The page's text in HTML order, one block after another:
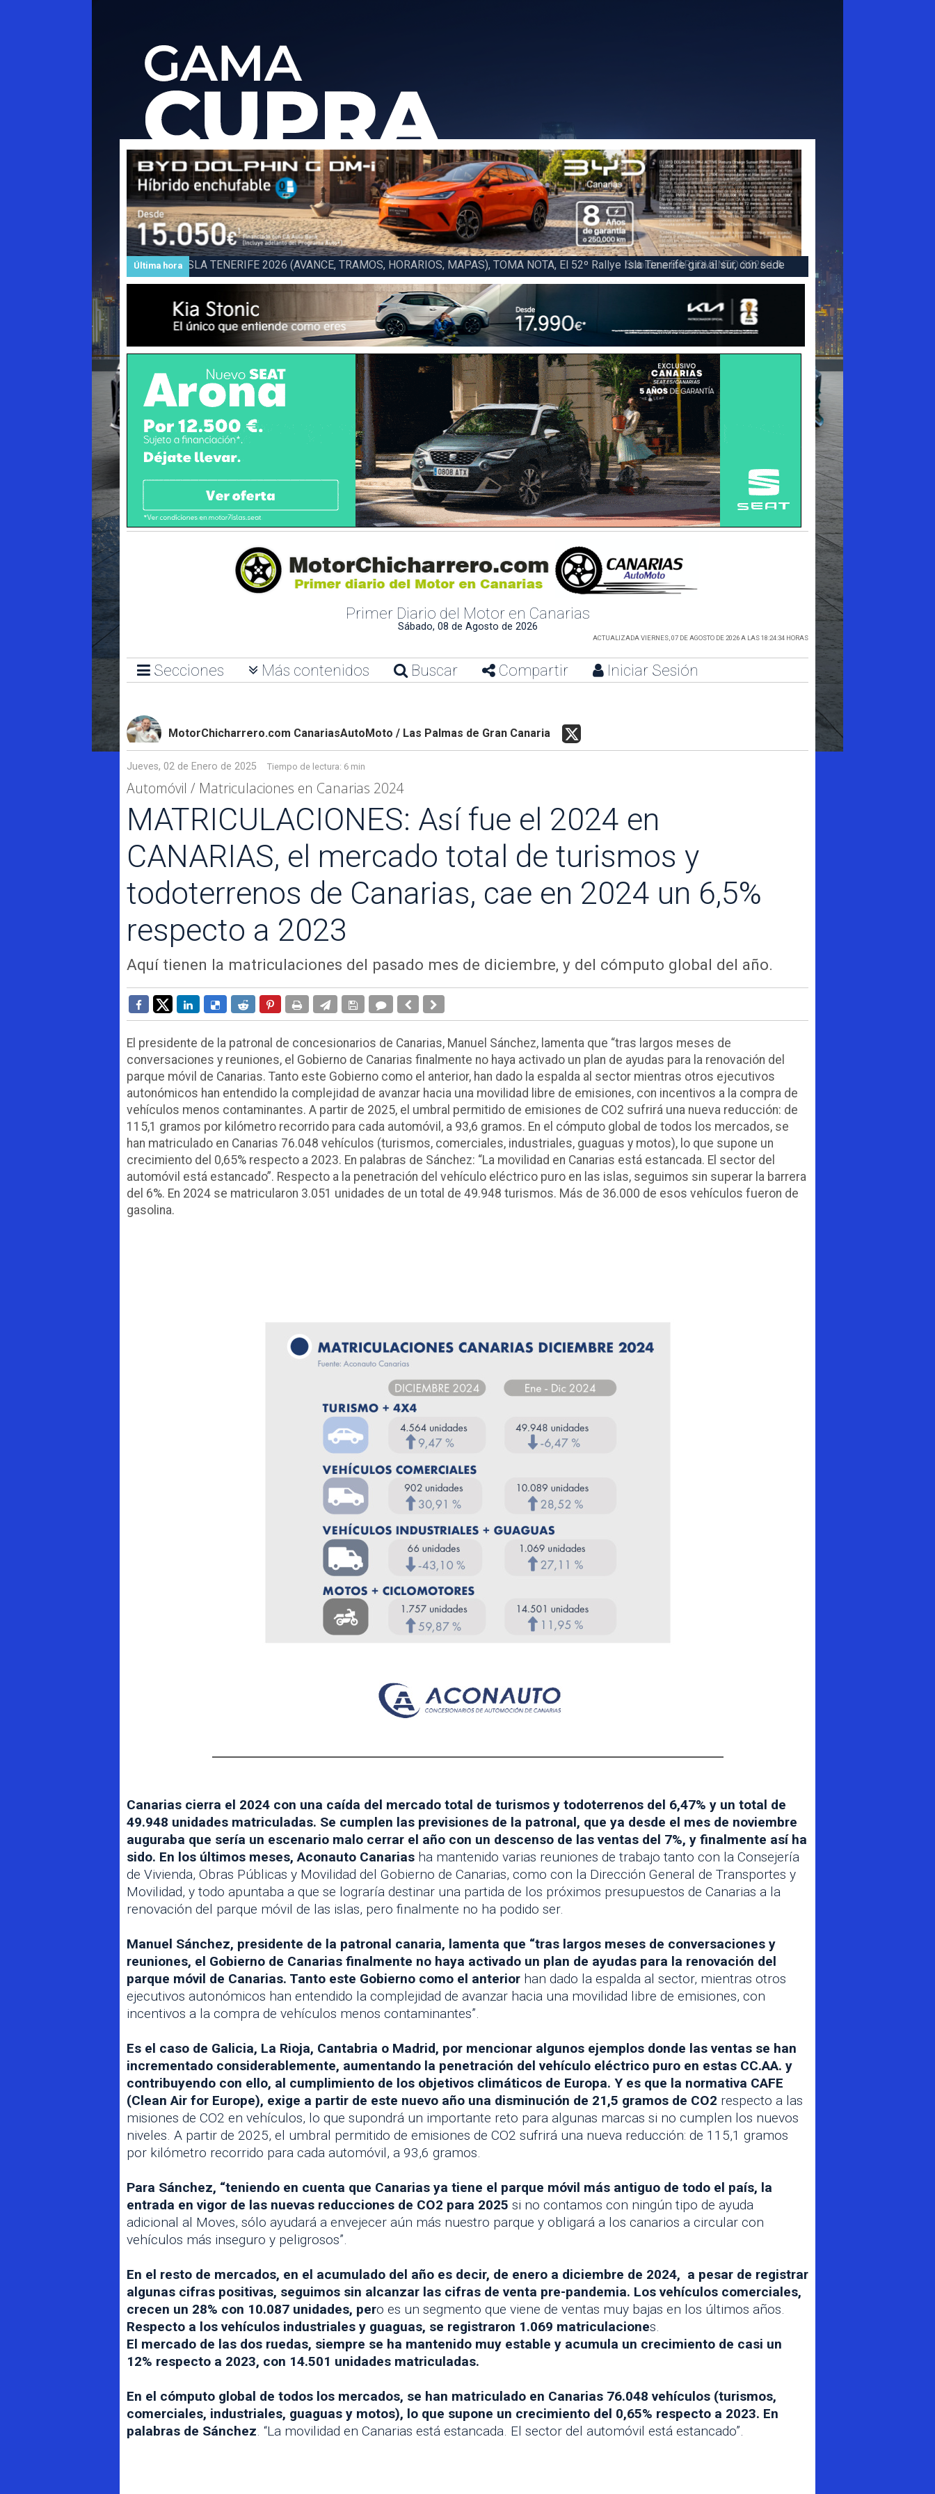
Última hora
Subida a BARLOVENTO 2026 LA PALMA (FINAL), Juan C. Brito y Carlos A. Pérez hacen suya la victoria en la 47 Subida a
Barlovento
Primer Diario del Motor en Canarias
Sábado, 08 de Agosto de 2026
ACTUALIZADA VIERNES, 07 DE AGOSTO DE 2026 A LAS 18:24:34 HORAS
Secciones Más contenidos Buscar Compartir Iniciar Sesión
MotorChicharrero.com CanariasAutoMoto / Las Palmas de Gran Canaria
Jueves, 02 de Enero de 2025 Tiempo de lectura: 6 min
Automóvil / Matriculaciones en Canarias 2024
MATRICULACIONES: Así fue el 2024 en
CANARIAS, el mercado total de turismos y
todoterrenos de Canarias, cae en 2024 un 6,5%
respecto a 2023
Aquí tienen la matriculaciones del pasado mes de diciembre, y del cómputo global del año.
El presidente de la patronal de concesionarios de Canarias, Manuel Sánchez, lamenta que “tras largos meses de
conversaciones y reuniones, el Gobierno de Canarias finalmente no haya activado un plan de ayudas para la renovación del
parque móvil de Canarias. Tanto este Gobierno como el anterior, han dado la espalda al sector mientras otros ejecutivos
autonómicos han entendido la complejidad de avanzar hacia una movilidad libre de emisiones, con incentivos a la compra de
vehículos menos contaminantes. A partir de 2025, el umbral permitido de emisiones de CO2 sufrirá una nueva reducción: de
115,1 gramos por kilómetro recorrido para cada automóvil, a 93,6 gramos. En el cómputo global de todos los mercados, se
han matriculado en Canarias 76.048 vehículos (turismos, comerciales, industriales, guaguas y motos), lo que supone un
crecimiento del 0,65% respecto a 2023. En palabras de Sánchez: “La movilidad en Canarias está estancada. El sector del
automóvil está estancado”. Respecto a la penetración del vehículo eléctrico puro en las islas, seguimos sin superar la barrera
del 6%. En 2024 se matricularon 3.051 unidades de un total de 49.948 turismos. Más de 36.000 de esos vehículos fueron de
gasolina.
Canarias cierra el 2024 con una caída del mercado total de turismos y todoterrenos del 6,47% y un total de
49.948 unidades matriculadas. Se cumplen las previsiones de la patronal, que ya desde el mes de noviembre
auguraba que sería un escenario malo cerrar el año con un descenso de las ventas del 7%, y finalmente así ha
sido. En los últimos meses, Aconauto Canarias ha mantenido varias reuniones de trabajo tanto con la Consejería
de Vivienda, Obras Públicas y Movilidad del Gobierno de Canarias, como con la Dirección General de Transportes y
Movilidad, y todo apuntaba a que se lograría destinar una partida de los próximos presupuestos de Canarias a la
renovación del parque móvil de las islas, pero finalmente no ha podido ser.
Manuel Sánchez, presidente de la patronal canaria, lamenta que “tras largos meses de conversaciones y
reuniones, el Gobierno de Canarias finalmente no haya activado un plan de ayudas para la renovación del
parque móvil de Canarias. Tanto este Gobierno como el anterior han dado la espalda al sector, mientras otros
ejecutivos autonómicos han entendido la complejidad de avanzar hacia una movilidad libre de emisiones, con
incentivos a la compra de vehículos menos contaminantes”.
Es el caso de Galicia, La Rioja, Cantabria o Madrid, por mencionar algunos ejemplos donde las ventas se han
incrementado considerablemente, aumentando la penetración del vehículo eléctrico puro en estas CC.AA. y
contribuyendo con ello, al cumplimiento de los objetivos climáticos de Europa. Y es que la normativa CAFE
(Clean Air for Europe), exige a partir de este nuevo año una disminución de 21,5 gramos de CO2 respecto a las
misiones de CO2 en vehículos, lo que supondrá un importante reto para algunas marcas si no cumplen los nuevos
niveles. A partir de 2025, el umbral permitido de emisiones de CO2 sufrirá una nueva reducción: de 115,1 gramos
por kilómetro recorrido para cada automóvil, a 93,6 gramos.
Para Sánchez, “teniendo en cuenta que Canarias ya tiene el parque móvil más antiguo de todo el país, la
entrada en vigor de las nuevas reducciones de CO2 para 2025 si no contamos con ningún tipo de ayuda
adicional al Moves, sólo ayudará a envejecer aún más nuestro parque y obligará a los canarios a circular con
vehículos más inseguro y peligrosos”.
En el resto de mercados, en el acumulado del año es decir, de enero a diciembre de 2024, a pesar de registrar
algunas cifras positivas, seguimos sin alcanzar las cifras de venta pre-pandemia. Los vehículos comerciales,
crecen un 28% con 10.087 unidades, pero es un segmento que viene de ventas muy bajas en los últimos años.
Respecto a los vehículos industriales y guaguas, se registraron 1.069 matriculaciones.
El mercado de las dos ruedas, siempre se ha mantenido muy estable y acumula un crecimiento de casi un
12% respecto a 2023, con 14.501 unidades matriculadas.
En el cómputo global de todos los mercados, se han matriculado en Canarias 76.048 vehículos (turismos,
comerciales, industriales, guaguas y motos), lo que supone un crecimiento del 0,65% respecto a 2023. En
palabras de Sánchez. “La movilidad en Canarias está estancada. El sector del automóvil está estancado”.